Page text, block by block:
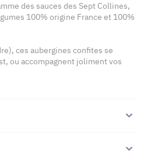
des sauces des Sept Collines,
100% origine France et 100%
ces aubergines confites se
ou accompagnent joliment vos